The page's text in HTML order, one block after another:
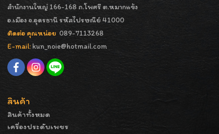
สำนักงานใหญ่ 166-168 ถ.โพศรี ต.หมากแข้ง
อ.เมือง จ.อุดรธานี รหัสไปรษณีย์ 41000
ติดต่อ คุณหน่อย 089-7113268
E-mail: kun_noie@hotmail.com
สินค้า
สินค้าทั้งหมด
เครื่องประดับเพชร